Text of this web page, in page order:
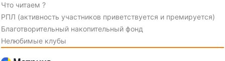
Что читаем ?
РПЛ (активность участников приветствуется и премируется)
Благотворительный накопительный фонд
Нелюбимые клубы